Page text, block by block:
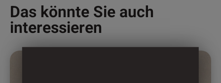
Das könnte Sie auch
interessieren
Dieses